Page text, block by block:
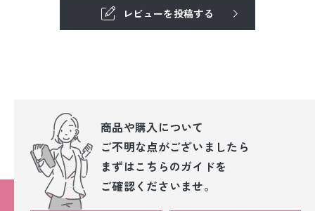
レビューを投稿する
商品や購入について
ご不明な点がございましたら
まずはこちらのガイドを
ご確認くださいませ。